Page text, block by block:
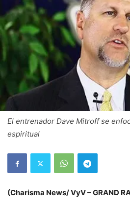
El entrenador Dave Mitroff se
espiritual
(Charisma News/ VyV – GRAND